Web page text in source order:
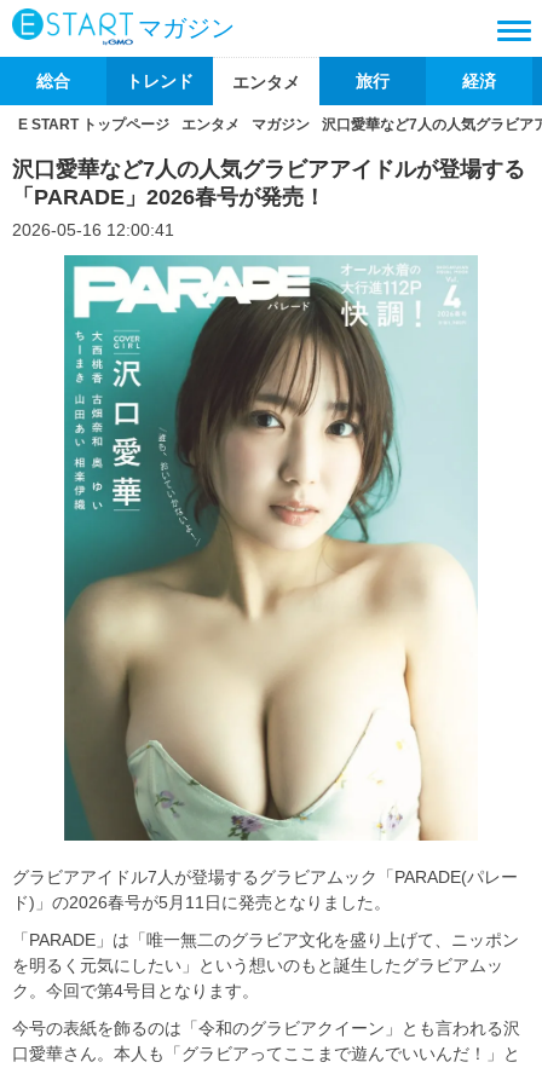
マガジン
総合 トレンド エンタメ 旅行 経済
E START トップページ エンタメ マガジン 沢口愛華など7人の人気グラビ
沢口愛華など7人の人気グラビアアイドルが登場する
「PARADE」2026春号が発売！
2026-05-16 12:00:41
グラビアアイドル7人が登場するグラビアムック「PARADE(パレー
ド)」の2026春号が5月11日に発売となりました。
「PARADE」は「唯一無二のグラビア文化を盛り上げて、ニッポン
を明るく元気にしたい」という想いのもと誕生したグラビアムッ
ク。今回で第4号目となります。
今号の表紙を飾るのは「令和のグラビアクイーン」とも言われる沢
口愛華さん。本人も「グラビアってここまで遊んでいいんだ！」と